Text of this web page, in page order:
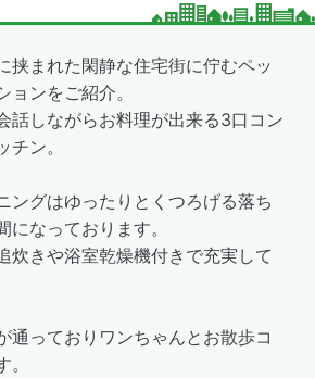
挟まれた閑静な住宅街に佇むペッ
ョンをご紹介。
話しながらお料理が出来る3口コン
チン。
ングはゆったりとくつろげる落ち
なっております。
炊きや浴室乾燥機付きで充実して
通っておりワンちゃんとお散歩コ